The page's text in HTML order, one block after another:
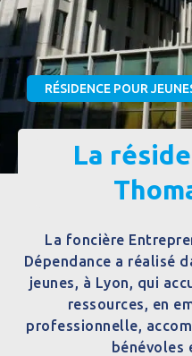
RÉSIDENCE POUR
La
La foncière
Dépendance a réalisé
jeunes, à Lyon, qui
ressources, en
professionnelle,
bénévoles